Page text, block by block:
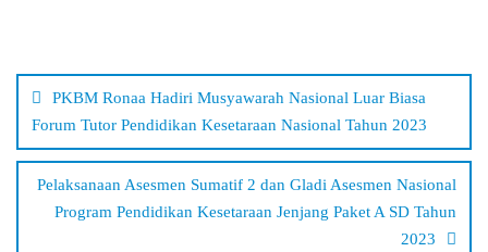
pos
PKBM Ronaa Hadiri Musyawarah Nasional Luar Biasa
Forum Tutor Pendidikan Kesetaraan Nasional Tahun 2023
Pelaksanaan Asesmen Sumatif 2 dan Gladi Asesmen Nasional
Program Pendidikan Kesetaraan Jenjang Paket A SD Tahun
2023